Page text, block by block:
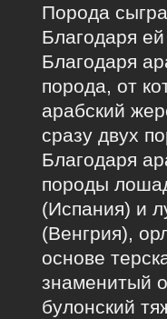
Порода
Благодаря
Благодаря
порода, от
арабский
сразу двух
Благодаря
породы
(Испания) и
(Венгрия),
основе
знаменитый
булонский